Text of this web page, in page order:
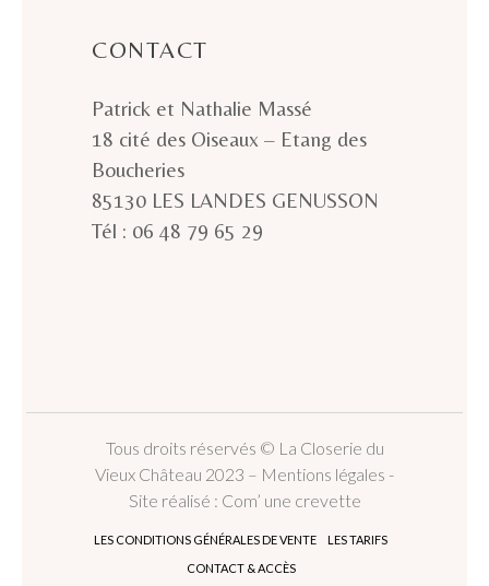
CONTACT
Patrick et Nathalie Massé
18 cité des Oiseaux – Etang des
Boucheries
85130 LES LANDES GENUSSON
Tél : 06 48 79 65 29
Tous droits réservés © La Closerie du
Vieux Château 2023 – Mentions légales -
Site réalisé : Com’ une crevette
LES CONDITIONS GÉNÉRALES DE VENTE
LES TARIFS
CONTACT & ACCÈS